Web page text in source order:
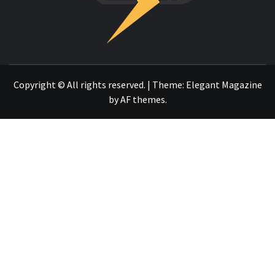
Copyright © All rights reserved. | Theme: Elegant Magazine
byAF themes.